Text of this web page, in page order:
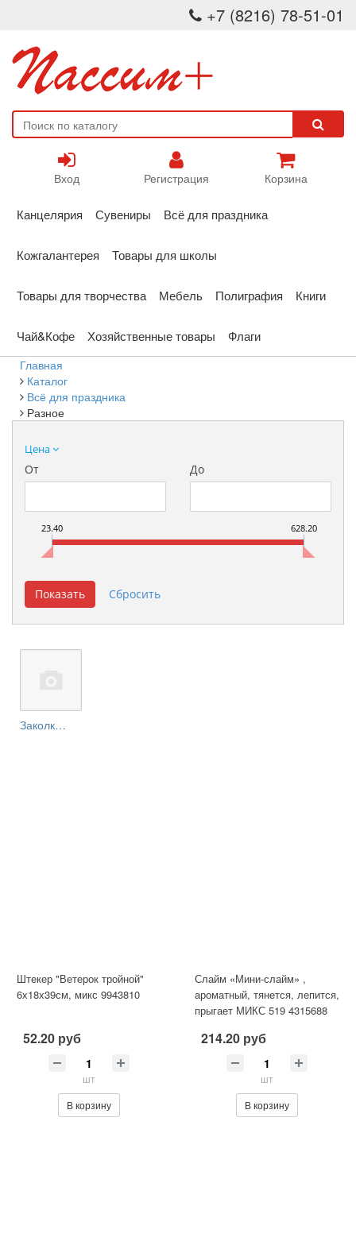
+7 (8216) 78-51-01
Вход Регистрация Корзина
Канцелярия Сувениры Всё для праздника
Кожгалантерея Товары для школы
Товары для творчества Мебель Полиграфия Книги
Чай&Кофе Хозяйственные товары Флаги
Главная
Каталог
Всё для праздника
Разное
Цена
От До
23.40 628.20
Заколки+банты
Штекер "Ветерок тройной"
6х18х39см, микс 9943810
52.20 руб
шт
В корзину
Слайм «Мини-слайм» ,
ароматный, тянется, лепится,
прыгает МИКС 519 4315688
214.20 руб
шт
В корзину